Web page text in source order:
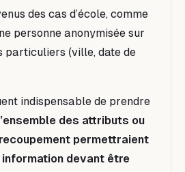
des cas d’école, comme
personne anonymisée sur
particuliers (ville, date de
indispensable de prendre
des attributs ou
permettraient
devant être